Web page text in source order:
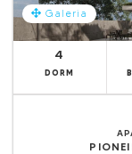
Galeria
4
DORM